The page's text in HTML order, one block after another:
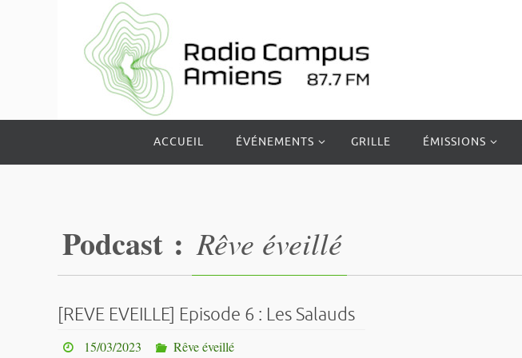
le
ACCUEIL ÉVÉNEMENTS GRILLE ÉMISSIONS
Podcast : Rêve éveillé
[REVE EVEILLE] Episode 6 : Les Salauds
15/03/2023 Rêve éveillé